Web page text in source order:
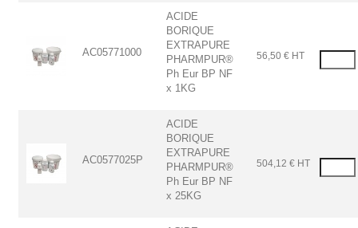
AC05771000
ACIDE
BORIQUE
EXTRAPURE
PHARMPUR®
Ph Eur BP NF
x 1KG
56,50 € HT
AC0577025P
ACIDE
BORIQUE
EXTRAPURE
PHARMPUR®
Ph Eur BP NF
x 25KG
504,12 € HT